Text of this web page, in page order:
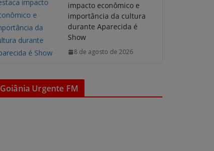
impacto econômico e
importância da cultura
durante Aparecida é
Show
8 de agosto de 2026
Goiânia Urgente FM